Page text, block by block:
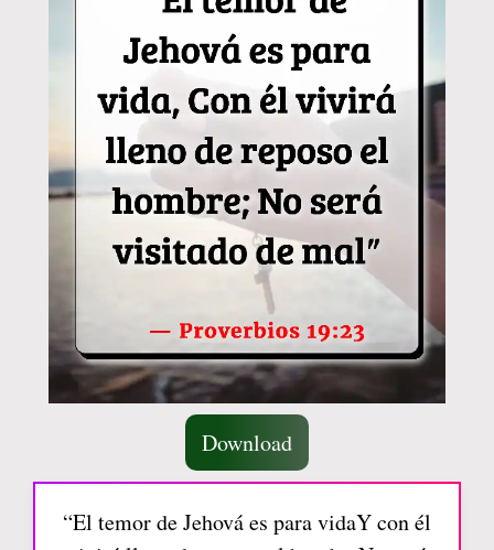
Download
“El temor de Jehová es para vidaY con él